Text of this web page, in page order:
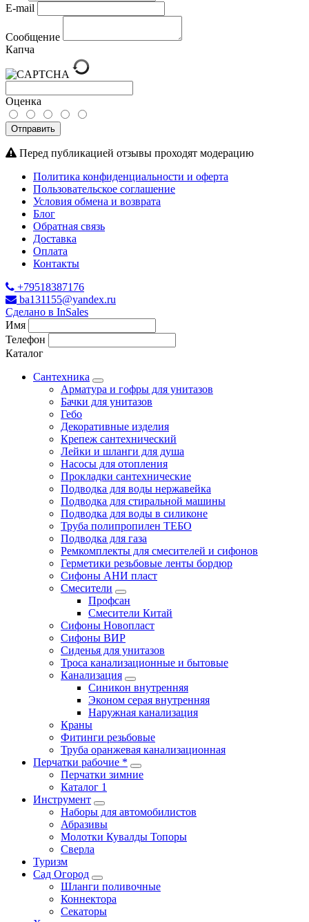
E-mail
Сообщение
Капча
Оценка
Отправить
Перед публикацией отзывы проходят модерацию
Политика конфиденциальности и оферта
Пользовательское соглашение
Условия обмена и возврата
Блог
Обратная связь
Доставка
Оплата
Контакты
+79518387176
ba131155@yandex.ru
Сделано в InSales
Имя
Телефон
Каталог
Сантехника
Арматура и гофры для унитазов
Бачки для унитазов
Гебо
Декоративные изделия
Крепеж сантехнический
Лейки и шланги для душа
Насосы для отопления
Прокладки сантехнические
Подводка для воды нержавейка
Подводка для стиральной машины
Подводка для воды в силиконе
Труба полипропилен ТЕБО
Подводка для газа
Ремкомплекты для смесителей и сифонов
Герметики резьбовые ленты бордюр
Сифоны АНИ пласт
Смесители
Профсан
Смесители Китай
Сифоны Новопласт
Сифоны ВИР
Сиденья для унитазов
Троса канализационные и бытовые
Канализация
Синикон внутренняя
Эконом серая внутренняя
Наружная канализация
Краны
Фитинги резьбовые
Труба оранжевая канализационная
Перчатки рабочие *
Перчатки зимние
Каталог 1
Инструмент
Наборы для автомобилистов
Абразивы
Молотки Кувалды Топоры
Сверла
Туризм
Сад Огород
Шланги поливочные
Коннектора
Секаторы